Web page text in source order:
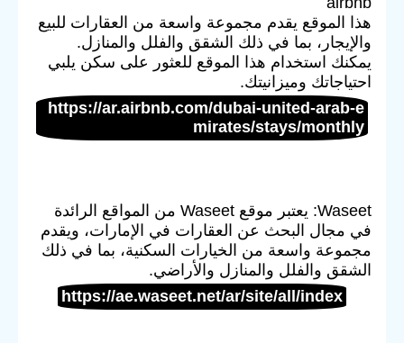
هذا الموقع يقدم مجموعة واسعة من العقارات للبيع
والإيجار، بما في ذلك الشقق والفلل والمنازل.
يمكنك استخدام هذا الموقع للعثور على سكن يلبي
احتياجاتك وميزانيتك.
https://ar.airbnb.com/dubai-united-arab-e
mirates/stays/monthly
Waseet: يعتبر موقع Waseet من المواقع الرائدة
في مجال البحث عن العقارات في الإمارات، ويقدم
مجموعة واسعة من الخيارات السكنية، بما في ذلك
الشقق والفلل والمنازل والأراضي.
https://ae.waseet.net/ar/site/all/index